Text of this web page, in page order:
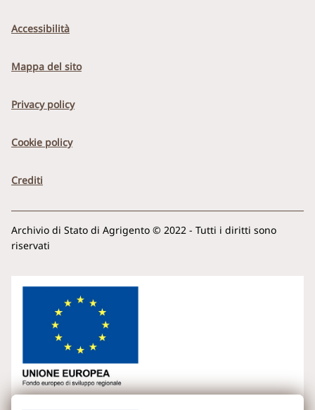
Accessibilità
Mappa del sito
Privacy policy
Cookie policy
Crediti
Archivio di Stato di Agrigento © 2022 - Tutti i diritti sono
riservati